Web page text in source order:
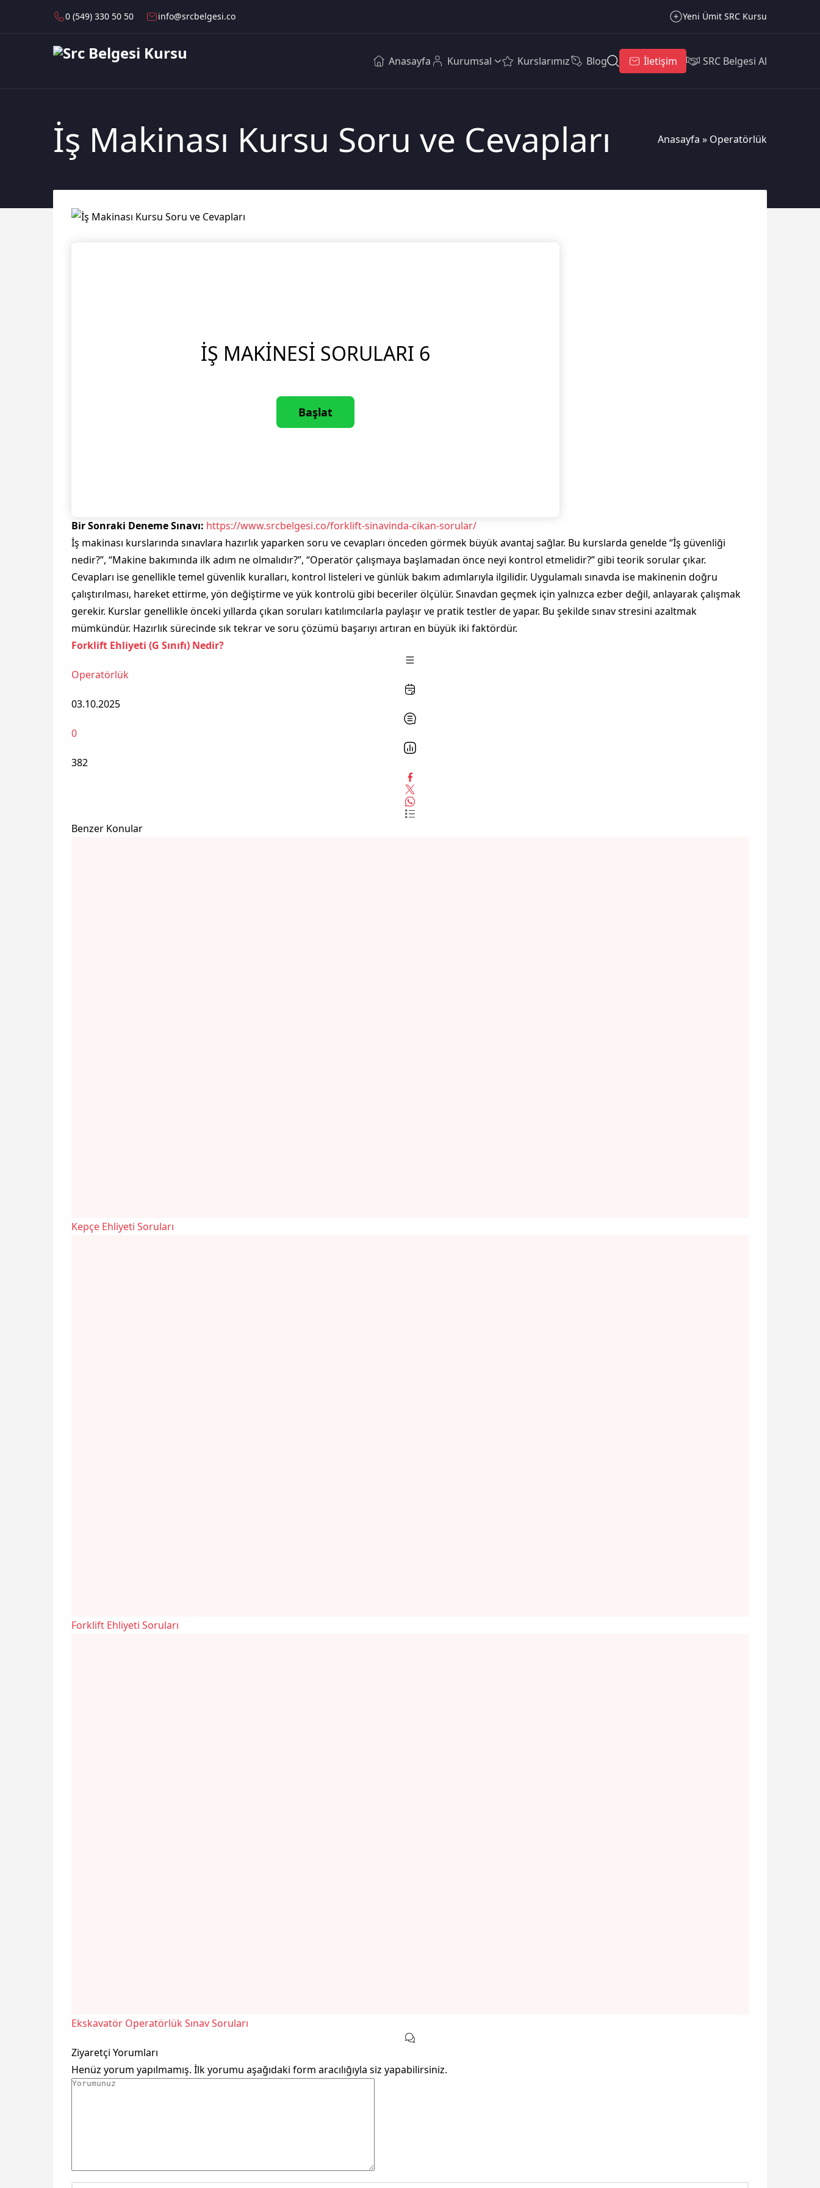
0 (549) 330 50 50 info@srcbelgesi.co Yeni Ümit SRC Kursu
Anasayfa Kurumsal Kurslarımız Blog İletişim SRC Belgesi Al
İş Makinası Kursu Soru ve Cevapları Anasayfa » Operatörlük
İŞ MAKINESI SORULARI 6
Bir Sonraki Deneme Sınavı: https://www.srcbelgesi.co/forklift-sinavinda-cikan-sorular/
İş makinası kurslarında sınavlara hazırlık yaparken soru ve cevapları önceden görmek büyük avantaj sağlar. Bu kurslarda genelde “İş güvenliği
nedir?”, “Makine bakımında ilk adım ne olmalıdır?”, “Operatör çalışmaya başlamadan önce neyi kontrol etmelidir?” gibi teorik sorular çıkar.
Cevapları ise genellikle temel güvenlik kuralları, kontrol listeleri ve günlük bakım adımlarıyla ilgilidir. Uygulamalı sınavda ise makinenin doğru
çalıştırılması, hareket ettirme, yön değiştirme ve yük kontrolü gibi beceriler ölçülür. Sınavdan geçmek için yalnızca ezber değil, anlayarak çalışmak
gerekir. Kurslar genellikle önceki yıllarda çıkan soruları katılımcılarla paylaşır ve pratik testler de yapar. Bu şekilde sınav stresini azaltmak
mümkündür. Hazırlık sürecinde sık tekrar ve soru çözümü başarıyı artıran en büyük iki faktördür.
Forklift Ehliyeti (G Sınıfı) Nedir?
Operatörlük
03.10.2025
0
382
Benzer Konular
Kepçe Ehliyeti Soruları
Forklift Ehliyeti Soruları
Ekskavatör Operatörlük Sınav Soruları
Ziyaretçi Yorumları
Henüz yorum yapılmamış. İlk yorumu aşağıdaki form aracılığıyla siz yapabilirsiniz.